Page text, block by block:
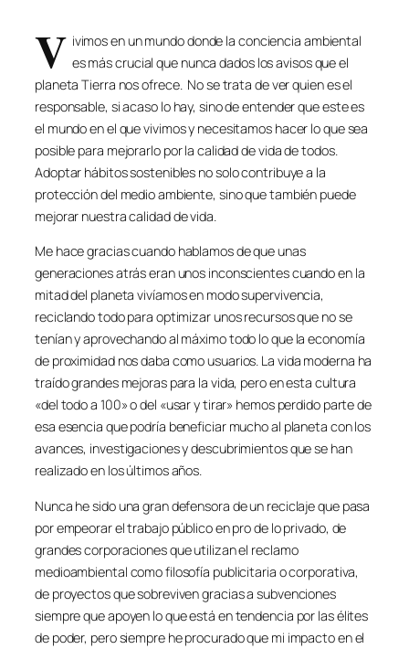
V ivimos en un mundo donde la conciencia ambiental
es más crucial que nunca dados los avisos que el
planeta Tierra nos ofrece. No se trata de ver quien es el
responsable, si acaso lo hay, sino de entender que este es
el mundo en el que vivimos y necesitamos hacer lo que sea
posible para mejorarlo por la calidad de vida de todos.
Adoptar hábitos sostenibles no solo contribuye a la
protección del medio ambiente, sino que también puede
mejorar nuestra calidad de vida.
Me hace gracias cuando hablamos de que unas
generaciones atrás eran unos inconscientes cuando en la
mitad del planeta vivíamos en modo supervivencia,
reciclando todo para optimizar unos recursos que no se
tenían y aprovechando al máximo todo lo que la economía
de proximidad nos daba como usuarios. La vida moderna ha
traído grandes mejoras para la vida, pero en esta cultura
«del todo a 100» o del «usar y tirar» hemos perdido parte de
esa esencia que podría beneficiar mucho al planeta con los
avances, investigaciones y descubrimientos que se han
realizado en los últimos años.
Nunca he sido una gran defensora de un reciclaje que pasa
por empeorar el trabajo público en pro de lo privado, de
grandes corporaciones que utilizan el reclamo
medioambiental como filosofía publicitaria o corporativa,
de proyectos que sobreviven gracias a subvenciones
siempre que apoyen lo que está en tendencia por las élites
de poder, pero siempre he procurado que mi impacto en el